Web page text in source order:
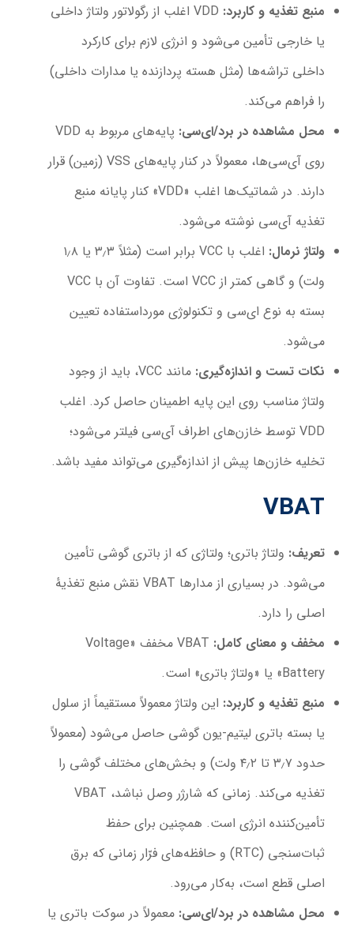
منبع تغذیه و کاربرد:
VDD اغلب از رگولاتور ولتاژ داخلی
یا خارجی تأمین می‌شود و انرژی لازم برای کارکرد
داخلی تراشه‌ها (مثل هسته پردازنده یا مدارات داخلی)
را فراهم می‌کند.
محل مشاهده در برد/ای‌سی:
پایه‌های مربوط به VDD
روی آی‌سی‌ها، معمولاً در کنار پایه‌های VSS (زمین) قرار
دارند. در شماتیک‌ها اغلب «VDD» کنار پایانه منبع
تغذیه آی‌سی نوشته می‌شود.
ولتاژ نرمال:
اغلب با VCC برابر است (مثلاً ۳٫۳ یا ۱٫۸
ولت) و گاهی کمتر از VCC است. تفاوت آن با VCC
بسته به نوع ای‌سی و تکنولوژی مورداستفاده تعیین
می‌شود.
نکات تست و اندازه‌گیری:
مانند VCC، باید از وجود
ولتاژ مناسب روی این پایه اطمینان حاصل کرد. اغلب
VDD توسط خازن‌های اطراف آی‌سی فیلتر می‌شود؛
تخلیه خازن‌ها پیش از اندازه‌گیری می‌تواند مفید باشد.
VBAT
تعریف: ولتاژ باتری؛ ولتاژی که از باتری گوشی تأمین
می‌شود. در بسیاری از مدارها VBAT نقش منبع تغذیهٔ
اصلی را دارد.
مخفف و معنای کامل:
VBAT مخفف «Voltage
Battery» یا «ولتاژ باتری» است.
منبع تغذیه و کاربرد: این ولتاژ معمولاً مستقیماً از سلول
یا بسته باتری لیتیم-یون گوشی حاصل می‌شود (معمولاً
حدود ۳٫۷ تا ۴٫۲ ولت) و بخش‌های مختلف گوشی را
تغذیه می‌کند. زمانی که شارژر وصل نباشد، VBAT
تأمین‌کننده انرژی است. همچنین برای حفظ
ثبات‌سنجی (RTC) و حافظه‌های فرّار زمانی که برق
اصلی قطع است، به‌کار می‌رود.
محل مشاهده در برد/ای‌سی: معمولاً در سوکت باتری یا